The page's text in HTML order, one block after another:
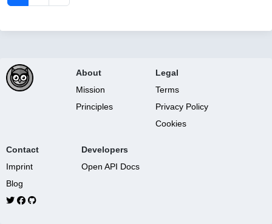
About
Mission
Principles
Legal
Terms
Privacy Policy
Cookies
Contact
Imprint
Blog
Developers
Open API Docs